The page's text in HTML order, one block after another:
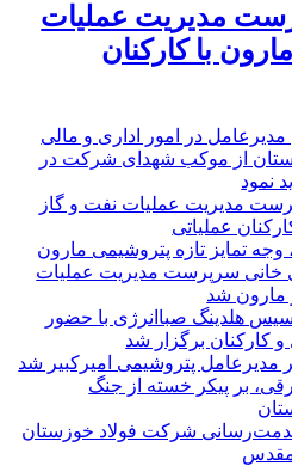
مدیریت عملیات
با کارکنان
مدیرعامل در امور اداری و مالی
از موکب شهدای شرکت در
نمود
مدیریت عملیات نفت و گاز
عملیاتی
وجه تمایز تازه پتروشیمی مارون
سرپرست مدیریت عملیات
مارون شد
هلدینگ صباانرژی با حضور
کارکنان برگزار شد
مدیرعامل پتروشیمی امیرکبیر شد
بر پیکر خسته‌ از جنگ
خدمت‌رسانی شرکت فولاد خوزستان